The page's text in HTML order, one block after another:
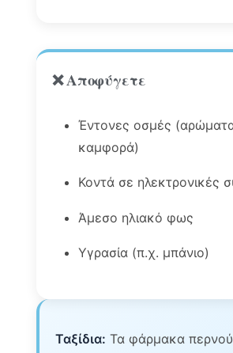
❌ Αποφύγετε
Έντονες οσμές
καμφορά)
Κοντά σε ηλεκτρονικές
Άμεσο ηλιακό φως
Υγρασία (π.χ. μπάνιο)
Ταξίδια: Τα φάρμακα